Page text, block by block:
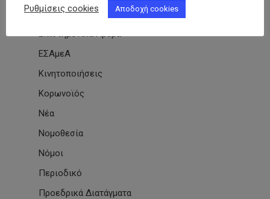
Εκπαιδευτικά Μαθήματα
Επιστημονικά Άρθρα
ΕΣΑμεΑ
Κινητοποιήσεις
Κορωνοϊός
Νέα
Νομοθεσία
Νόμοι
Περιοδικό
Προεδρικά Διατάγματα
Ρυθμίσεις cookies Αποδοχή cookies